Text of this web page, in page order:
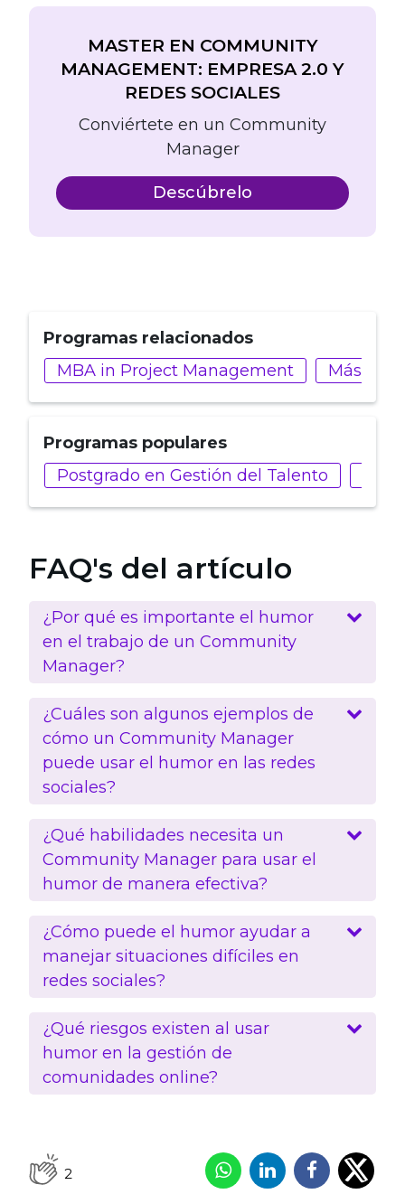
MASTER EN COMMUNITY
MANAGEMENT: EMPRESA 2.0 Y
REDES SOCIALES
Conviértete en un Community
Manager
Descúbrelo
Programas relacionados
MBA in Project Management
Máster
Programas populares
Postgrado en Gestión del Talento
FAQ's del artículo
¿Por qué es importante el humor
en el trabajo de un Community
Manager?
¿Cuáles son algunos ejemplos de
cómo un Community Manager
puede usar el humor en las redes
sociales?
¿Qué habilidades necesita un
Community Manager para usar el
humor de manera efectiva?
¿Cómo puede el humor ayudar a
manejar situaciones difíciles en
redes sociales?
¿Qué riesgos existen al usar
humor en la gestión de
comunidades online?
2